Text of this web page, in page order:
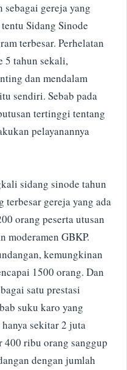
sebagai gereja yang
Sidang Sinode
terbesar. Perhelatan
5 tahun sekali,
dan mendalam
sendiri. Sebab pada
tertinggi tentang
pelayanannya
sidang sinode tahun
terbesar gereja yang ada
orang peserta utusan
moderamen GBKP.
kemungkinan
1500 orang. Dan
satu prestasi
suku karo yang
sekitar 2 juta
400 ribu orang sanggup
dengan jumlah